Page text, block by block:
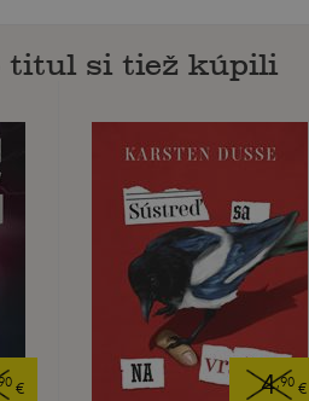
titul si tiež kúpili
€ 4,90€